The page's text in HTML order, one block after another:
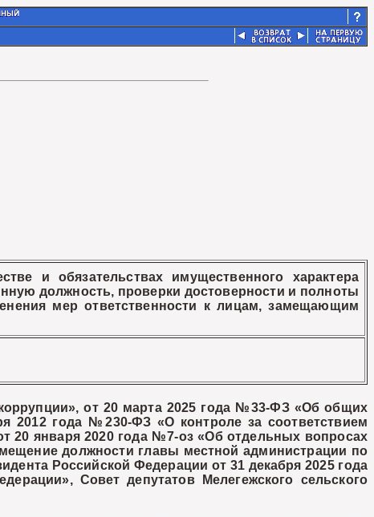
и обязательствах имущественного характера
должность, проверки достоверности и полноты
мер ответственности к лицам, замещающим
от 20 марта 2025 года №33-ФЗ «Об общих
2012 года №230-ФЗ «О контроле за соответствием
20 января 2020 года №7-оз «Об отдельных вопросах
должности главы местной администрации по
Российской Федерации от 31 декабря 2025 года
Совет депутатов Мелегежского сельского